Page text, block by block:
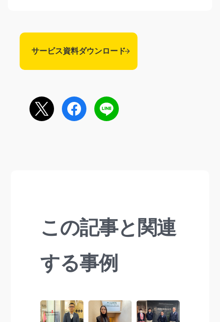
サービス資料ダウンロード
この記事と関連
する事例